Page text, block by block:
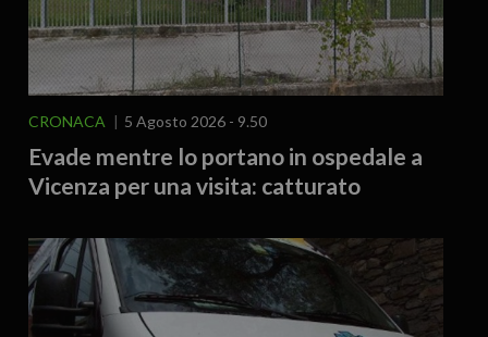
CRONACA 5 Agosto 2026 - 9.50
Evade mentre lo portano in ospedale a
Vicenza per una visita: catturato